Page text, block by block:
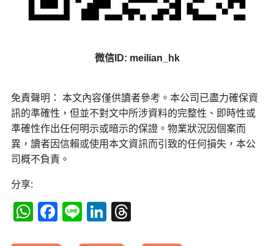
微信ID: meilian_hk
免責聲明： 本文內容僅供讀者參考。本公司已盡力確保資
訊的準確性，但並不對文中所涉資料的完整性、即時性或
準確性作出任何明示或暗示的保證。物業狀況因個案而
異，讀者因信賴或使用本文資訊而引致的任何損失，本公
司概不負責。
分享:
WhatsApp
Facebook
LineLinkedIn